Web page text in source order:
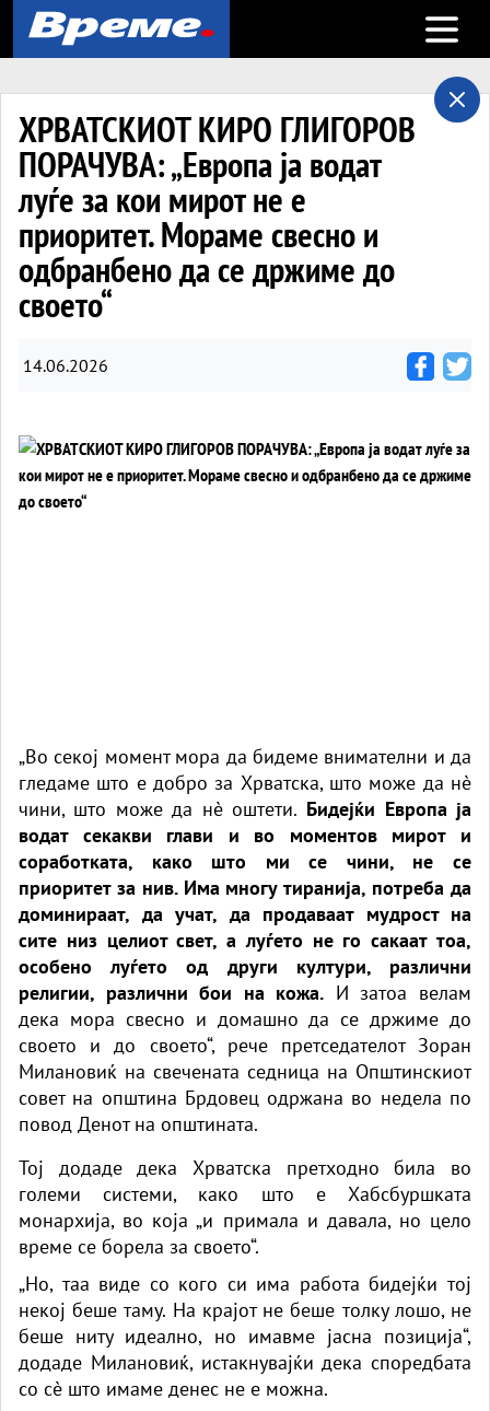
Open
ХРВАТСКИОТ КИРО ГЛИГОРОВ
ПОРАЧУВА: „Европа ја водат
луѓе за кои мирот не е
приоритет. Мораме свесно и
одбранбено да се држиме до
своето“
14.06.2026
„Во секој момент мора да бидеме внимателни и да
гледаме што е добро за Хрватска, што може да нè
чини, што може да нè оштети. Бидејќи Европа ја
водат секакви глави и во моментов мирот и
соработката, како што ми се чини, не се
приоритет за нив. Има многу тиранија, потреба да
доминираат, да учат, да продаваат мудрост на
сите низ целиот свет, а луѓето не го сакаат тоа,
особено луѓето од други култури, различни
религии, различни бои на кожа. И затоа велам
дека мора свесно и домашно да се држиме до
своето и до своето“, рече претседателот Зоран
Милановиќ на свечената седница на Општинскиот
совет на општина Брдовец одржана во недела по
повод Денот на општината.
Тој додаде дека Хрватска претходно била во
големи системи, како што е Хабсбуршката
монархија, во која „и примала и давала, но цело
време се борела за своето“.
„Но, таа виде со кого си има работа бидејќи тој
некој беше таму. На крајот не беше толку лошо, не
беше ниту идеално, но имавме јасна позиција“,
додаде Милановиќ, истакнувајќи дека споредбата
со сè што имаме денес не е можна.